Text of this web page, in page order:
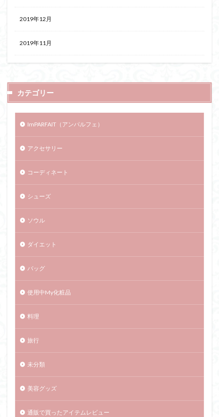
2019年12月
2019年11月
カテゴリー
ImPARFAIT（アンパルフェ）
アクセサリー
コーディネート
シューズ
ソウル
ダイエット
バッグ
使用中My化粧品
料理
旅行
未分類
美容グッズ
通販で買ったアイテムレビュー